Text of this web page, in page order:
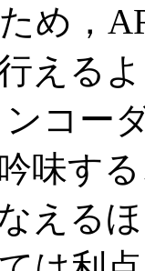
め，
える
コー
味す
える